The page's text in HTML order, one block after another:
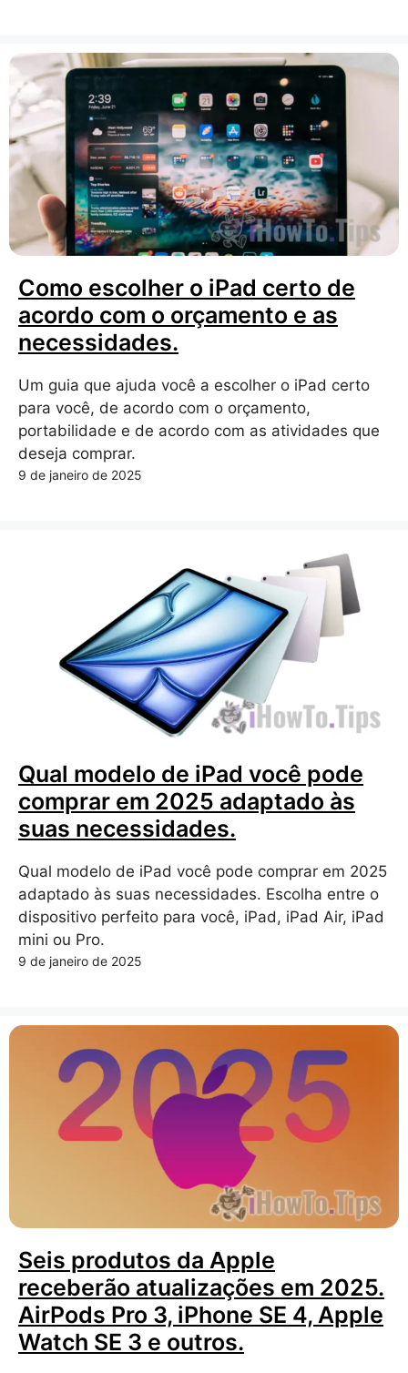
Como escolher o iPad certo de
acordo com o orçamento e as
necessidades.
Um guia que ajuda você a escolher o iPad certo
para você, de acordo com o orçamento,
portabilidade e de acordo com as atividades que
deseja comprar.
9 de janeiro de 2025
Qual modelo de iPad você pode
comprar em 2025 adaptado às
suas necessidades.
Qual modelo de iPad você pode comprar em 2025
adaptado às suas necessidades. Escolha entre o
dispositivo perfeito para você, iPad, iPad Air, iPad
mini ou Pro.
9 de janeiro de 2025
Seis produtos da Apple
receberão atualizações em 2025.
AirPods Pro 3, iPhone SE 4, Apple
Watch SE 3 e outros.